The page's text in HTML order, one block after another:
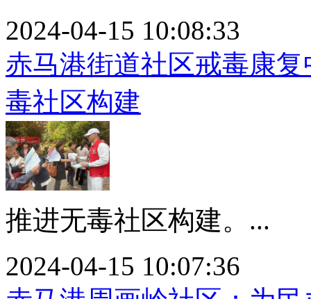
2024-04-15 10:08:33
赤马港街道社区戒毒康
毒社区构建
推进无毒社区构建。...
2024-04-15 10:07:36